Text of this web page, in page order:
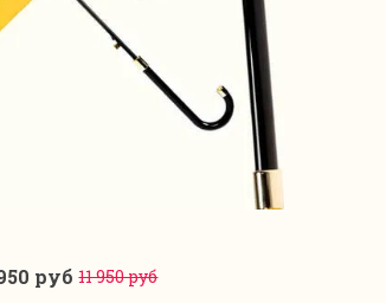
В корзину
руб11 950 руб